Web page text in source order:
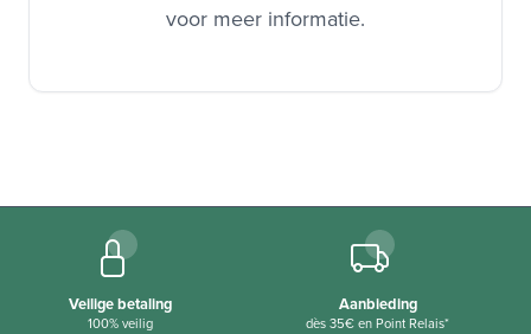
voor meer informatie.
Veilige betaling
100% veilig
Aanbieding
dès 35€ en Point Relais*